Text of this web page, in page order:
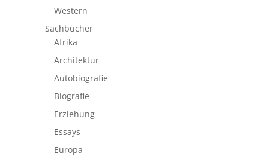
Western
Sachbücher
Afrika
Architektur
Autobiografie
Biografie
Erziehung
Essays
Europa